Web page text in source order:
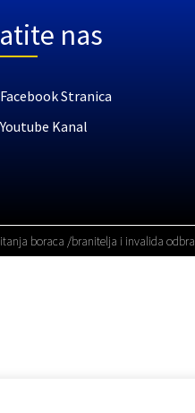
nas
Facebook Stranica
Youtube Kanal
boraca /branitelja i invalida